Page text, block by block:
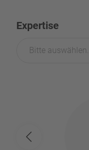
Expertise
Bitte auswählen...